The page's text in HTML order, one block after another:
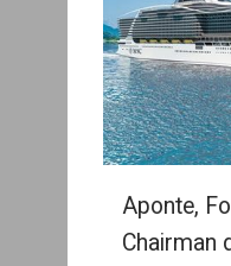
Aponte,
Chairman